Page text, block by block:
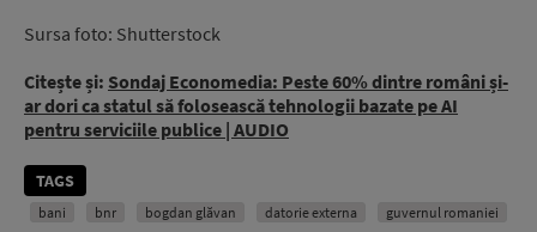
Sursa foto: Shutterstock
Citește și: Sondaj Economedia: Peste 60% dintre români și-
ar dori ca statul să folosească tehnologii bazate pe AI
pentru serviciile publice | AUDIO
TAGS
bani bnr bogdan glăvan datorie externa
guvernul romaniei